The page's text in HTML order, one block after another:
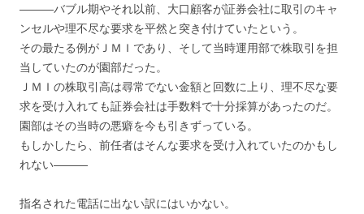
―――バブル期やそれ以前、大口顧客が証券会社に取引のキャ
ンセルや理不尽な要求を平然と突き付けていたという。
その最たる例がＪＭＩであり、そして当時運用部で株取引を担
当していたのが園部だった。
ＪＭＩの株取引高は尋常でない金額と回数に上り、理不尽な要
求を受け入れても証券会社は手数料で十分採算があったのだ。
園部はその当時の悪癖を今も引きずっている。
もしかしたら、前任者はそんな要求を受け入れていたのかもし
れない―――
指名された電話に出ない訳にはいかない。